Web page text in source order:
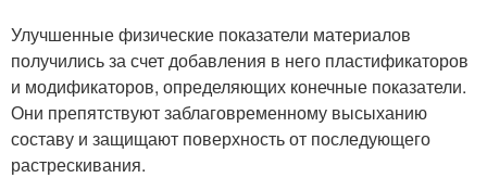
Улучшенные физические показатели материалов
получились за счет добавления в него пластификаторов
и модификаторов, определяющих конечные показатели.
Они препятствуют заблаговременному высыханию
составу и защищают поверхность от последующего
растрескивания.